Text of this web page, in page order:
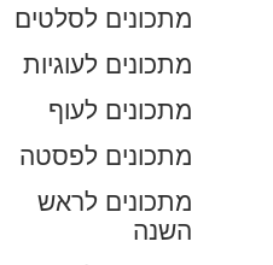
מתכונים לסלטים
מתכונים לעוגיות
מתכונים לעוף
מתכונים לפסטה
מתכונים לראש
השנה